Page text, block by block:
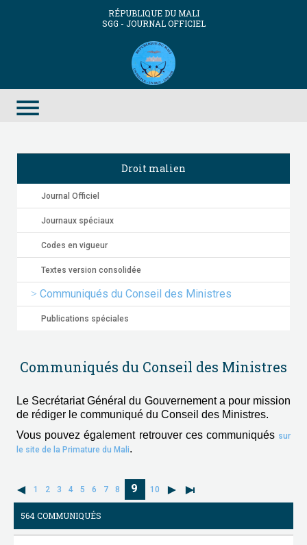
RÉPUBLIQUE DU MALI
SGG - JOURNAL OFFICIEL
menu
Droit malien
Journal Officiel
Journaux spéciaux
Codes en vigueur
Textes version consolidée
Communiqués du Conseil des Ministres
Publications spéciales
Communiqués du Conseil des Ministres
Le Secrétariat Général du Gouvernement a pour mission
de rédiger le communiqué du Conseil des Ministres.
Vous pouvez également retrouver ces communiqués sur
le site de la Primature du Mali.
1 2 3 4 5 6 7 8 9 10
564 COMMUNIQUÉS